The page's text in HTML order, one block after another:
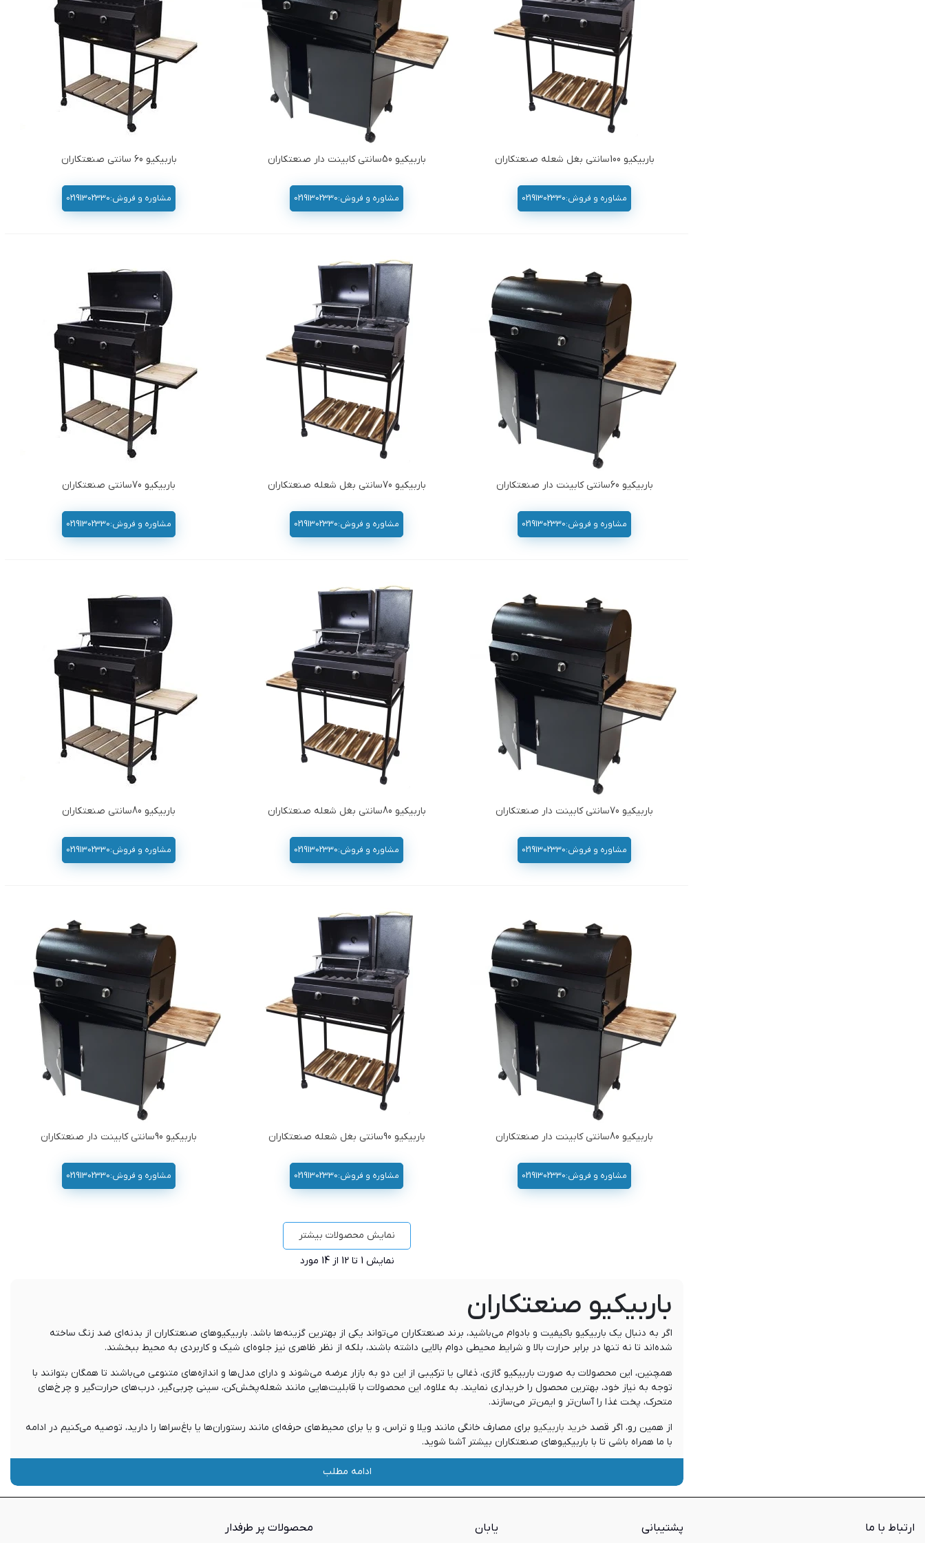
باربیکیو 100سانتی بغل شعله صنعتکاران
مشاوره و فروش:02191302330
باربیکیو 50سانتی کابینت دار صنعتکاران
مشاوره و فروش:02191302330
باربیکیو 60 سانتی صنعتکاران
مشاوره و فروش:02191302330
باربیکیو 60سانتی کابینت دار صنعتکاران
مشاوره و فروش:02191302330
باربیکیو 70سانتی بغل شعله صنعتکاران
مشاوره و فروش:02191302330
باربیکیو 70سانتی صنعتکاران
مشاوره و فروش:02191302330
باربیکیو 70سانتی کابینت دار صنعتکاران
مشاوره و فروش:02191302330
باربیکیو 80سانتی بغل شعله صنعتکاران
مشاوره و فروش:02191302330
باربیکیو 80سانتی صنعتکاران
مشاوره و فروش:02191302330
باربیکیو 80سانتی کابینت دار صنعتکاران
مشاوره و فروش:02191302330
باربیکیو 90سانتی بغل شعله صنعتکاران
مشاوره و فروش:02191302330
باربیکیو 90سانتی کابینت دار صنعتکاران
مشاوره و فروش:02191302330
نمایش محصولات بیشتر
نمایش 1 تا 12 از 14 مورد
باربیکیو صنعتکاران
اگر به دنبال یک باربیکیو باکیفیت و بادوام می‌باشید، برند صنعتکاران می‌تواند یکی از بهترین گزینه‌ها باشد. باربیکیوهای صنعتکاران از بدنه‌ای ضد زنگ ساخته
شده‌اند تا نه تنها در برابر حرارت بالا و شرایط محیطی دوام بالایی داشته باشند، بلکه از نظر ظاهری نیز جلوه‌ای شیک و کاربردی به محیط ببخشند.
همچنین، این محصولات به صورت باربیکیو گازی، ذغالی یا ترکیبی از این دو به بازار عرضه می‌شوند و دارای مدل‌ها و اندازه‌های متنوعی می‌باشند تا همگان بتوانند با
توجه به نیاز خود، بهترین محصول را خریداری نمایند. به علاوه، این محصولات با قابلیت‌هایی مانند شعله‌پخش‌کن، سینی چربی‌گیر، درب‌های حرارت‌گیر و چرخ‌های
متحرک، پخت غذا را آسان‌تر و ایمن‌تر می‌سازند.
از همین رو، اگر قصد خرید باربیکیو برای مصارف خانگی مانند ویلا و تراس، و یا برای محیط‌های حرفه‌ای مانند رستوران‌ها یا باغ‌سراها را دارید، توصیه می‌کنیم در ادامه
با ما همراه باشی تا با باربیکیو‌های صنعتکاران بیشتر آشنا شوید.
شرکت سهامی خاص صنعتکاران در سال 1368 آغاز به کار کرد. این شرکت بر اساس دانش فنی و نیازسنجی و بهره‌گیری از فناوری‌های داخلی اقدام به طراحی و تولید
مجهزترین باربیکیوهای داخلی قرار می گیرد.
ادامه مطلب
ارتباط با ما پشتیبانی یابان محصولات پر طرفدار